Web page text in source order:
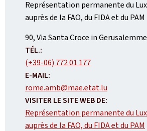
Représentation permanente du
auprès de la FAO, du FIDA et du PAM
ADRESSE
:
90, Via Santa Croce in Gerusalemme
TÉL.:
(+39-06) 772 01 177
E-MAIL:
rome.amb@mae.etat.lu
VISITER LE SITE WEB DE:
Représentation permanente du
auprès de la FAO, du FIDA et du PAM